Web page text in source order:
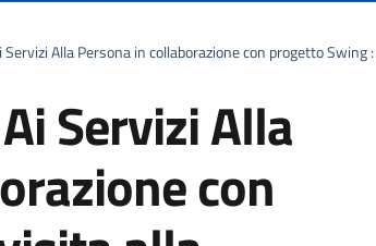
Alla Persona in collaborazione con progetto
Servizi Alla
con